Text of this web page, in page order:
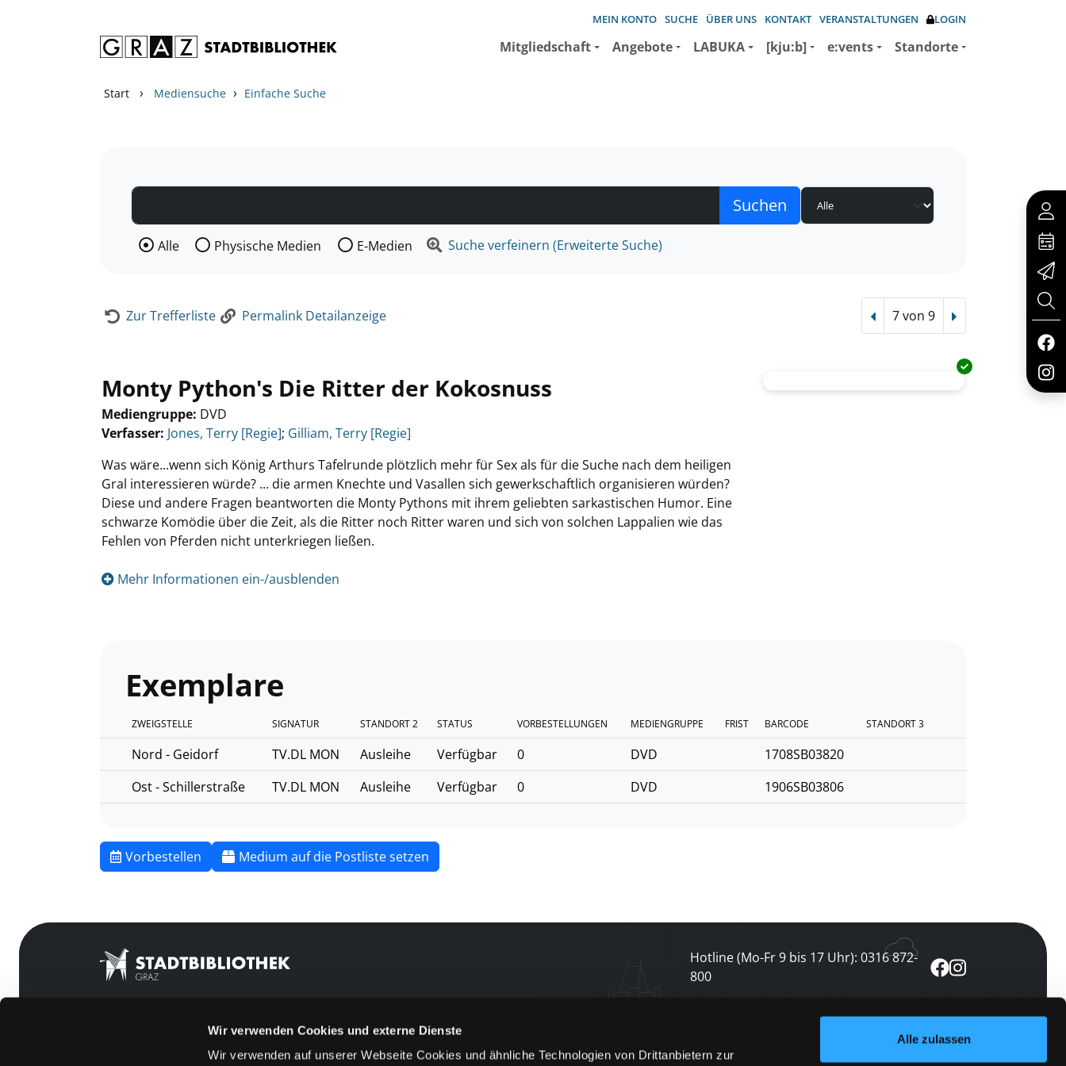
Wir verwenden Cookies und externe Dienste
Wir verwenden auf unserer Webseite Cookies und ähnliche Technologien von Drittanbietern zur
Alle zulassen
MEIN KONTO SUCHE ÜBER UNS KONTAKT VERANSTALTUNGEN LOGIN
Mitgliedschaft Angebote LABUKA [kju:b] e:vents Standorte
Start › Mediensuche › Einfache Suche
Wählen Sie die Medienart nach der Sie suchen wollen.
Alle Physische Medien E-Medien Suche verfeinern (Erweiterte Suche)
Zur Trefferliste Permalink Detailanzeige Vorheriger Treffer
7 von 9 Nächster Treffer
Monty Python's Die Ritter der Kokosnuss
Mediengruppe: DVD
Verfasser: Suche nach diesem Verfasser
Jones, Terry [Regie]; Gilliam, Terry [Regie]
Was wäre...wenn sich König Arthurs Tafelrunde plötzlich mehr für Sex als für die Suche nach dem heiligen
Gral interessieren würde? ... die armen Knechte und Vasallen sich gewerkschaftlich organisieren würden?
Diese und andere Fragen beantworten die Monty Pythons mit ihrem geliebten sarkastischen Humor. Eine
schwarze Komödie über die Zeit, als die Ritter noch Ritter waren und sich von solchen Lappalien wie das
Fehlen von Pferden nicht unterkriegen ließen.
Mehr Informationen ein-/ausblenden
Exemplare
ZWEIGSTELLE SIGNATUR STANDORT 2 STATUS VORBESTELLUNGEN MEDIENGRUPPE FRIST BARCODE STANDORT 3
Nord - Geidorf TV.DL MON Ausleihe Verfügbar 0 DVD
1708SB03820
Ost - Schillerstraße
TV.DL MON Ausleihe Verfügbar 0 DVD 1906SB03806
Vorbestellen Medium auf die Postliste setzen
Hotline (Mo-Fr 9 bis 17 Uhr): 0316 872-
800
Feedback
Newsletter abonnieren
und keine Veranstaltung verpassen